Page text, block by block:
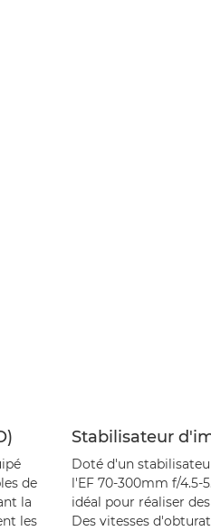
de
la
les
Stabilisateur
Doté d'un
l'EF 70-300mm f/4.5-
idéal pour réaliser
Des vitesses